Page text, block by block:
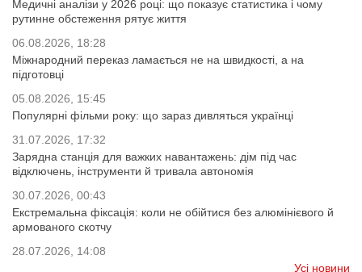
Медичні аналізи у 2026 році: що показує статистика і чому
рутинне обстеження рятує життя
06.08.2026, 18:28
Міжнародний переказ ламається не на швидкості, а на
підготовці
05.08.2026, 15:45
Популярні фільми року: що зараз дивляться українці
31.07.2026, 17:32
Зарядна станція для важких навантажень: дім під час
відключень, інструменти й тривала автономія
30.07.2026, 00:43
Екстремальна фіксація: коли не обійтися без алюмінієвого й
армованого скотчу
28.07.2026, 14:08
Усі новини